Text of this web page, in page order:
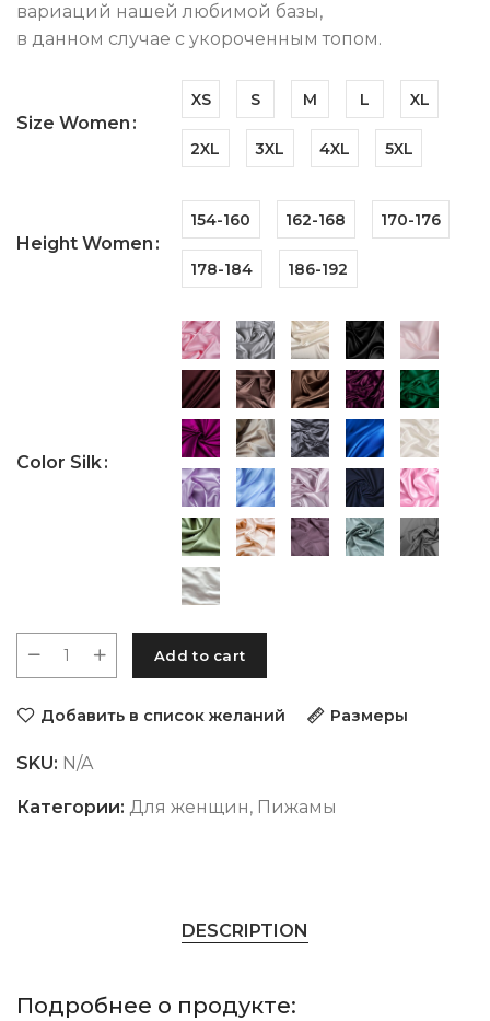
вариаций нашей любимой базы,
в данном случае с укороченным топом.
Size Women
XS S M L XL
2XL 3XL 4XL 5XL
Height Women
154-160 162-168 170-176
178-184 186-192
Color Silk
Add to cart
Добавить в список желаний Размеры
SKU: N/A
Категории: Для женщин, Пижамы
DESCRIPTION
Подробнее о продукте: